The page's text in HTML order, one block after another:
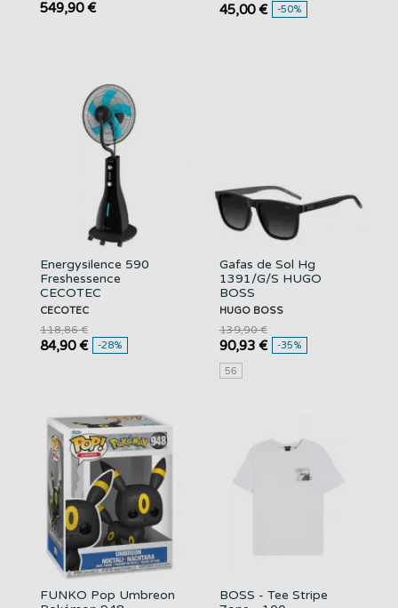
549,90 € 45,00 € -50%
Energysilence 590
Freshessence
CECOTEC
CECOTEC
84,90 €
118,86 €
-28%
Gafas de Sol Hg
1391/G/S HUGO
BOSS
HUGO BOSS
90,93 €
139,90 €
-35%
56
FUNKO Pop Umbreon
BOSS - Tee Stripe